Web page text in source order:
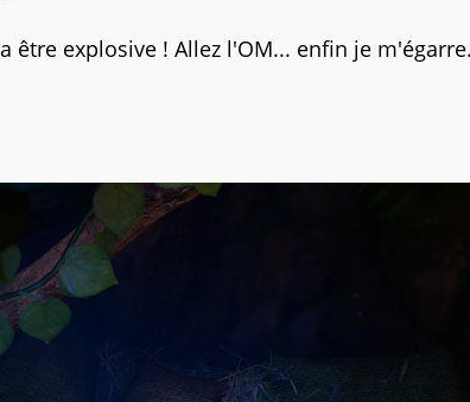
être explosive ! Allez l'OM... enfin je